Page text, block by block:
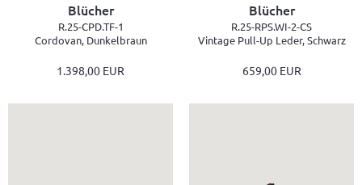
Blücher
R.25-CPD.TF-1
Cordovan, Dunkelbraun
1.398,00 EUR
Blücher
R.25-RPS.WI-2-CS
Vintage Pull-Up Leder, Schwarz
659,00 EUR